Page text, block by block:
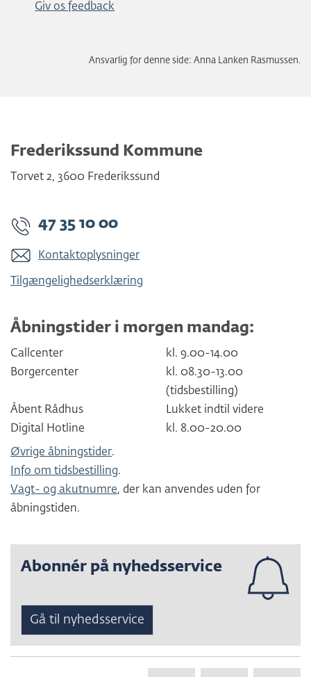
Giv os feedback
Ansvarlig for denne side: Anna Lanken Rasmussen.
Frederikssund Kommune
Torvet 2, 3600 Frederikssund
47 35 10 00
Kontaktoplysninger
Tilgængelighedserklæring
Åbningstider i morgen mandag:
Callcenter
kl. 9.00-14.00
Borgercenter
kl. 08.30-13.00
(tidsbestilling)
Åbent Rådhus
Lukket indtil videre
Digital Hotline
kl. 8.00-20.00
Øvrige åbningstider.
Info om tidsbestilling.
Vagt- og akutnumre, der kan anvendes uden for
åbningstiden.
Abonnér på nyhedsservice
Gå til nyhedsservice